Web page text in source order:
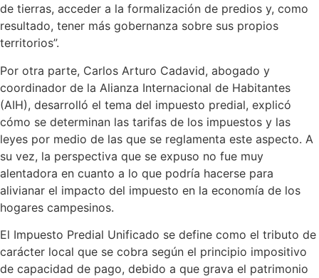
de tierras, acceder a la formalización de predios y, como
resultado, tener más gobernanza sobre sus propios
territorios”.
Por otra parte, Carlos Arturo Cadavid, abogado y
coordinador de la Alianza Internacional de Habitantes
(AIH), desarrolló el tema del impuesto predial, explicó
cómo se determinan las tarifas de los impuestos y las
leyes por medio de las que se reglamenta este aspecto. A
su vez, la perspectiva que se expuso no fue muy
alentadora en cuanto a lo que podría hacerse para
alivianar el impacto del impuesto en la economía de los
hogares campesinos.
El Impuesto Predial Unificado se define como el tributo de
carácter local que se cobra según el principio impositivo
de capacidad de pago, debido a que grava el patrimonio